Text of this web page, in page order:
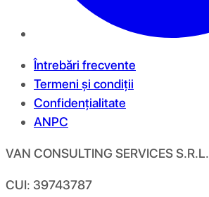
Întrebări frecvente
Termeni și condiții
Confidențialitate
ANPC
VAN CONSULTING SERVICES S.R.L.
CUI: 39743787